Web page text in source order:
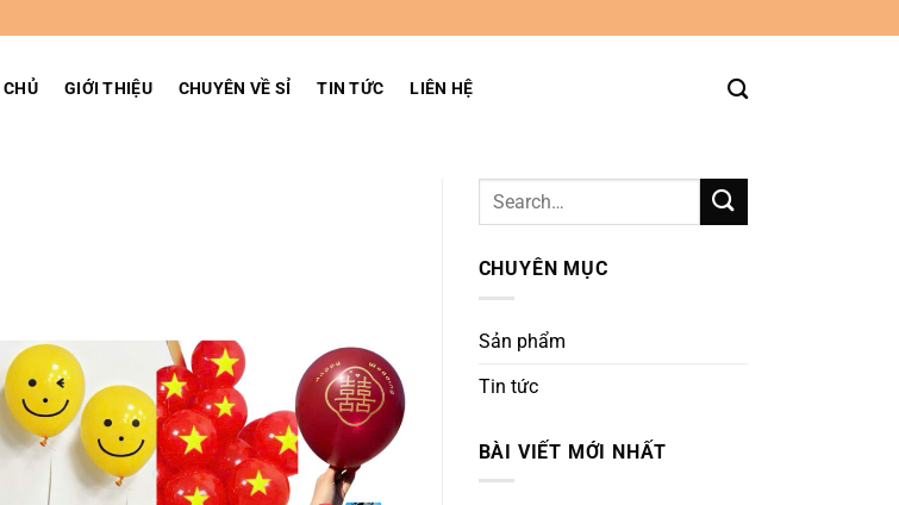
GIỚI THIỆU CHUYÊN VỀ SỈ TIN TỨC LIÊN HỆ
CHUYÊN MỤC
Sản phẩm
Tin tức
BÀI VIẾT MỚI NHẤT